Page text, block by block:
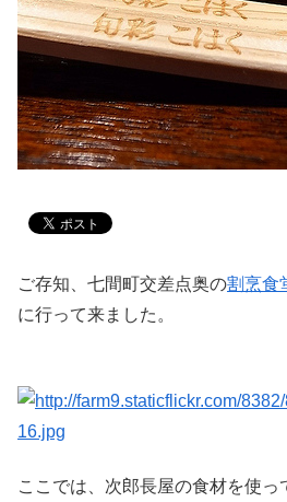
ご存知、七間町交差点奥の割烹食
に行って来ました。
ここでは、次郎長屋の食材を使